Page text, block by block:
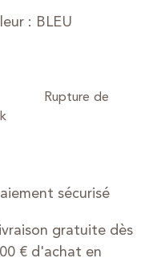
: BLEU
sécurisé
gratuite dès
€ d'achat en